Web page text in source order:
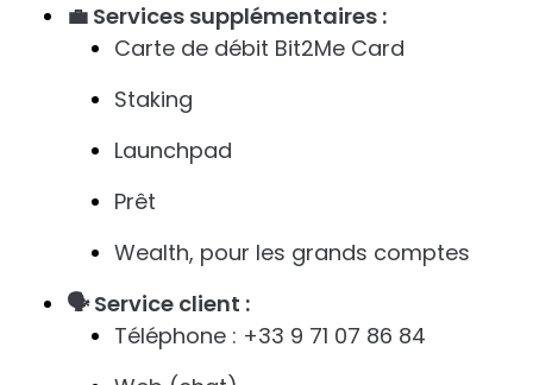
💼 Services supplémentaires :
Carte de débit Bit2Me Card
Staking
Launchpad
Prêt
Wealth, pour les grands comptes
🗣️ Service client :
Téléphone : +33 9 71 07 86 84